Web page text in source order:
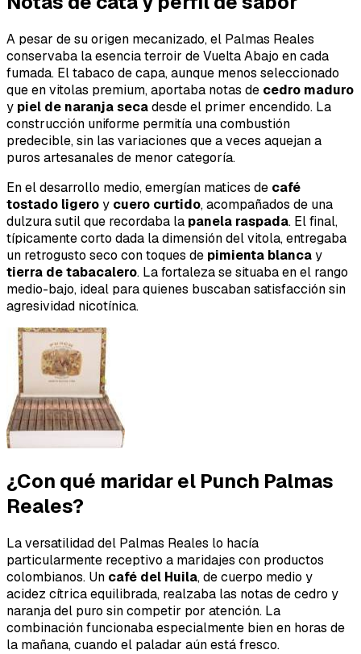
A pesar de su origen mecanizado, el Palmas Reales
conservaba la esencia terroir de Vuelta Abajo en cada
fumada. El tabaco de capa, aunque menos seleccionado
que en vitolas premium, aportaba notas de cedro maduro
y piel de naranja secadesde el primer encendido. La
construcción uniforme permitía una combustión
predecible, sin las variaciones que a veces aquejan a
puros artesanales de menor categoría.
En el desarrollo medio, emergían matices de café
tostado ligeroy cuero curtido, acompañados de una
dulzura sutil que recordaba la panela raspada. El final,
típicamente corto dada la dimensión del vitola, entregaba
un retrogusto seco con toques de pimienta blancay
tierra de tabacalero. La fortaleza se situaba en el rango
medio-bajo, ideal para quienes buscaban satisfacción sin
agresividad nicotínica.
¿Con qué maridar el Punch Palmas
Reales?
La versatilidad del Palmas Reales lo hacía
particularmente receptivo a maridajes con productos
colombianos. Un café del Huila, de cuerpo medio y
acidez cítrica equilibrada, realzaba las notas de cedro y
naranja del puro sin competir por atención. La
combinación funcionaba especialmente bien en horas de
la mañana, cuando el paladar aún está fresco.